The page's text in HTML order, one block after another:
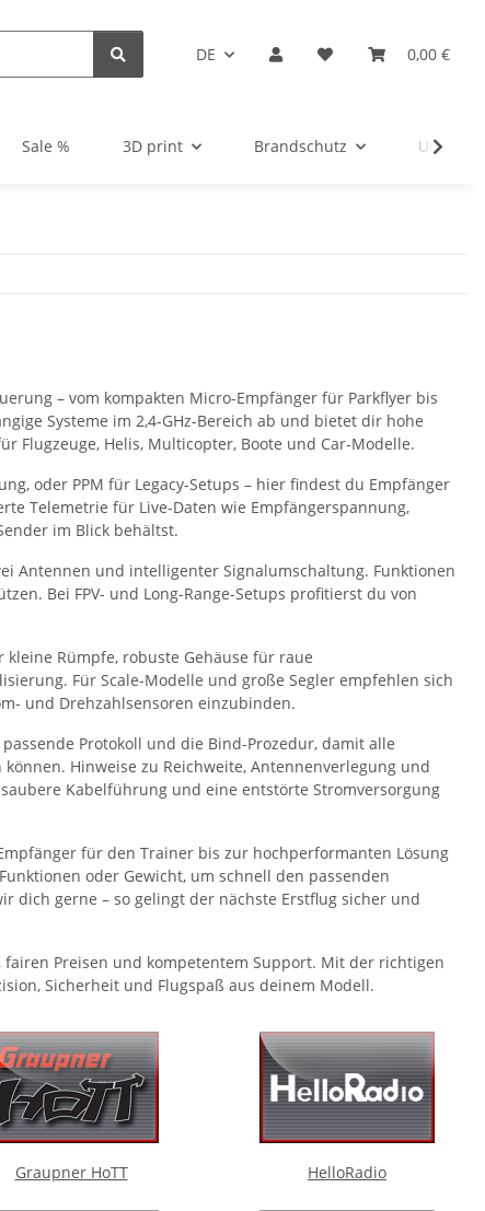
DE 0,00 €
Sale % 3D print Brandschutz
– vom kompakten Micro-Empfänger für Parkflyer bis
Systeme im 2,4-GHz-Bereich ab und bietet dir hohe
Flugzeuge, Helis, Multicopter, Boote und Car-Modelle.
oder PPM für Legacy-Setups – hier findest du Empfänger
Telemetrie für Live-Daten wie Empfängerspannung,
im Blick behältst.
Antennen und intelligenter Signalumschaltung. Funktionen
Bei FPV- und Long-Range-Setups profitierst du von
Rümpfe, robuste Gehäuse für raue
Für Scale-Modelle und große Segler empfehlen sich
und Drehzahlsensoren einzubinden.
Protokoll und die Bind-Prozedur, damit alle
Hinweise zu Reichweite, Antennenverlegung und
Kabelführung und eine entstörte Stromversorgung
für den Trainer bis zur hochperformanten Lösung
oder Gewicht, um schnell den passenden
dich gerne – so gelingt der nächste Erstflug sicher und
Preisen und kompetentem Support. Mit der richtigen
Sicherheit und Flugspaß aus deinem Modell.
Graupner HoTT HelloRadio